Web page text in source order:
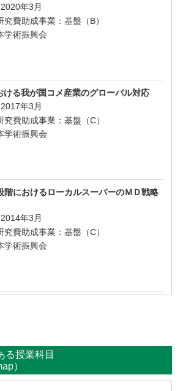
2020年3月
究費助成事業：基盤（B）
学術振興会
ける我が国コメ産業のグローバル対応
2017年3月
究費助成事業：基盤（C）
学術振興会
階におけるローカルスーパーのＭＤ戦略
2014年3月
究費助成事業：基盤（C）
学術振興会
る授業科目
）